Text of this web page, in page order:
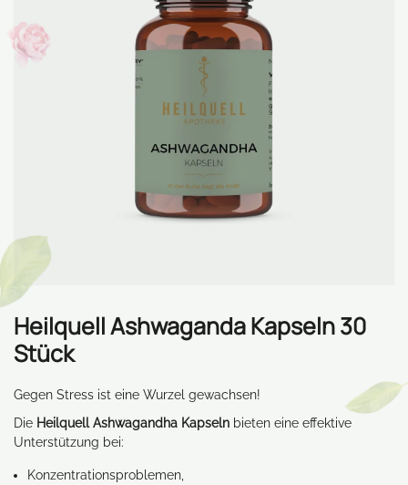
Heilquell Ashwaganda Kapseln 30
Stück
Gegen Stress ist eine Wurzel gewachsen!
Die Heilquell Ashwagandha Kapseln bieten eine effektive
Unterstützung bei:
Konzentrationsproblemen,